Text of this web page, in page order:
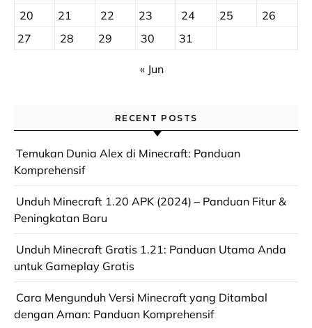
20
21 22 23 24 25
26
27
28 29 30 31
« Jun
RECENT POSTS
Temukan Dunia Alex di Minecraft: Panduan
Komprehensif
Unduh Minecraft 1.20 APK (2024) – Panduan Fitur &
Peningkatan Baru
Unduh Minecraft Gratis 1.21: Panduan Utama Anda
untuk Gameplay Gratis
Cara Mengunduh Versi Minecraft yang Ditambal
dengan Aman: Panduan Komprehensif